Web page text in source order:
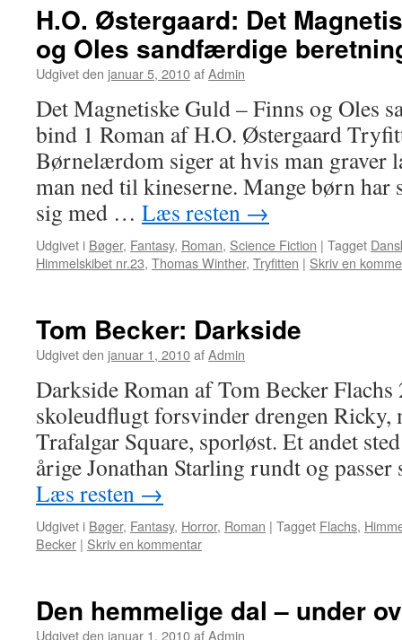
H.O. Østergaard: Det
og Oles sandfærdige
Udgivet den januar 5, 2010afAdmin
Det Magnetiske Guld – Finns og Oles
bind 1 Roman af H.O. Østergaard
Børnelærdom siger at hvis man graver
man ned til kineserne. Mange børn har
sig med … Læs resten →
Udgivet i Bøger, Fantasy, Roman, Science Fiction | Tagget
Himmelskibet nr.23, Thomas Winther, Tryfitten | Skriv en
Tom Becker: Darkside
Udgivet den januar 1, 2010afAdmin
Darkside Roman af Tom Becker Flachs
skoleudflugt forsvinder drengen Ricky,
Trafalgar Square, sporløst. Et andet
årige Jonathan Starling rundt og
Læs resten →
Udgivet i Bøger, Fantasy, Horror, Roman | Tagget Flachs,
Becker | Skriv en kommentar
Den hemmelige dal – under
Udgivet den januar 1, 2010afAdmin